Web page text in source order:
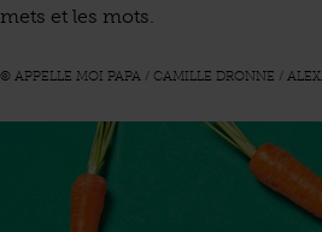
mets et les mots.
© APPELLE MOI PAPA / CAMILLE DRONNE /